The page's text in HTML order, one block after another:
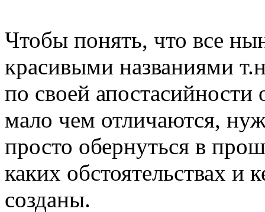
Чтобы понять, что все
красивыми названиями
по своей
мало чем отличаются,
просто обернуться в
каких обстоятельствах
созданы.